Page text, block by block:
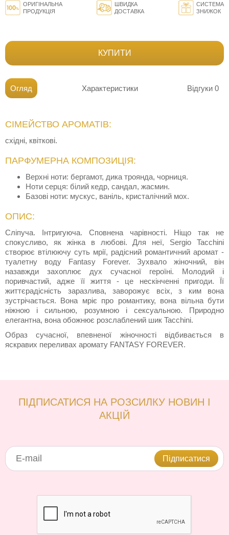
ОРИГІНАЛЬНА
ПРОДУКЦІЯ
ШВИДКА
ДОСТАВКА
СИСТЕМА
ЗНИЖОК
КУПИТИ
Огляд Характеристики Відгуки 0
СІМЕЙСТВО АРОМАТІВ:
східні, квіткові.
ПАРФУМЕРНА КОМПОЗИЦІЯ:
Верхні ноти: бергамот, дика троянда, чорниця.
Ноти серця: білий кедр, сандал, жасмин.
Базові ноти: мускус, ваніль, кристалічний мох.
ОПИС:
Сліпуча. Інтригуюча. Сповнена чарівності. Ніщо так не
спокусливо, як жінка в любові. Для неї, Sergio Tacchini
створює втілюючу суть мрії, радісний романтичний аромат -
туалетну воду Fantasy Forever. Зухвало жіночний, він
назавжди захоплює дух сучасної героїні. Молодий і
поривчастий, адже її життя - це нескінченні пригоди. Її
життєрадісність заразлива, заворожує всіх, з ким вона
зустрічається. Вона мріє про романтику, вона вільна бути
ніжною і сильною, розумною і сексуальною. Природно
елегантна, вона обожнює розслаблений шик Tacchini.
Образ сучасної, впевненої жіночності відбивається в
яскравих переливах аромату FANTASY FOREVER.
ПІДПИСАТИСЯ НА РОЗСИЛКУ НОВИН І
АКЦІЙ
Підписатися